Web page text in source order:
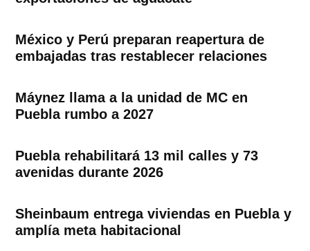
México y Perú preparan reapertura de
embajadas tras restablecer relaciones
Máynez llama a la unidad de MC en
Puebla rumbo a 2027
Puebla rehabilitará 13 mil calles y 73
avenidas durante 2026
Sheinbaum entrega viviendas en Puebla y
amplía meta habitacional